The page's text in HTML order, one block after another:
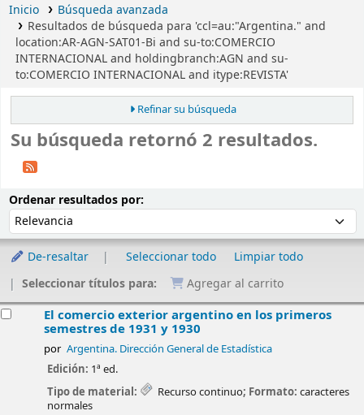
Inicio
Búsqueda avanzada
Resultados de búsqueda para 'ccl=au:"Argentina." and
location:AR-AGN-SAT01-Bi and su-to:COMERCIO
INTERNACIONAL and holdingbranch:AGN and su-
to:COMERCIO INTERNACIONAL and itype:REVISTA'
Refinar su búsqueda
Su búsqueda retornó 2 resultados.
Ordenar resultados por:
De-resaltar Seleccionar todo
Limpiar todo
Seleccionar títulos para:
Agregar al carrito
El comercio exterior argentino en los primeros
semestres de 1931 y 1930
por Argentina. Dirección General de Estadística
Edición: 1ª ed.
Tipo de material:
Recurso continuo; Formato: caracteres
normales